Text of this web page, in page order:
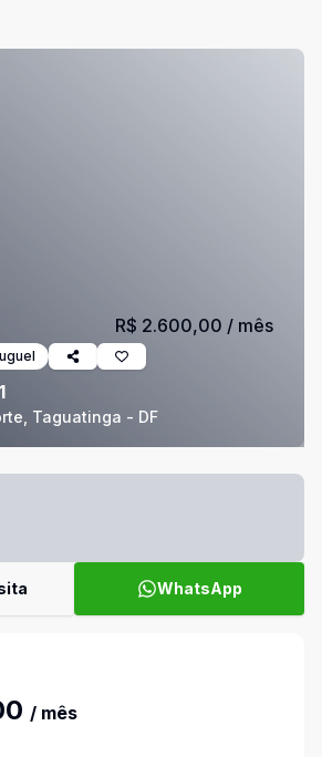
Taguatinga - DF
R$ 2.600,00 / mês
WhatsApp
/ mês